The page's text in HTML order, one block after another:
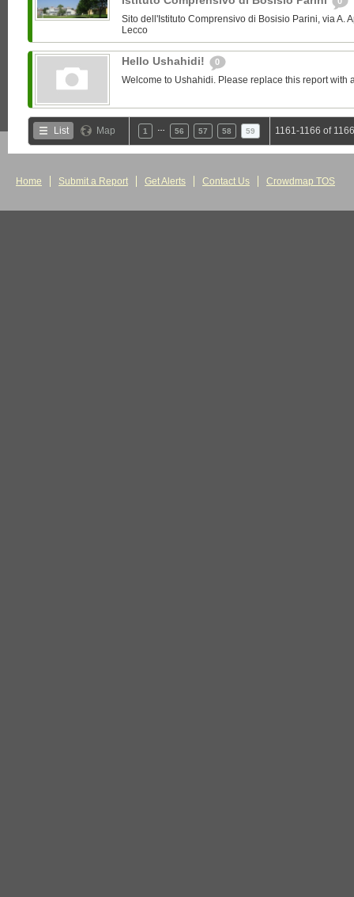
Sito dell'Istituto Comprensivo di Bosisio Parini, via A.
Lecco
Hello Ushahidi! 0
Welcome to Ushahidi. Please replace this report with
List Map 1 56 57 58 59 1161-1166 of
Home Submit a Report Get Alerts Contact Us Crowdmap TOS